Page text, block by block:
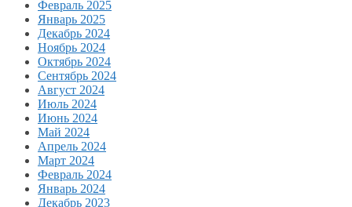
Февраль 2025
Январь 2025
Декабрь 2024
Ноябрь 2024
Октябрь 2024
Сентябрь 2024
Август 2024
Июль 2024
Июнь 2024
Май 2024
Апрель 2024
Март 2024
Февраль 2024
Январь 2024
Декабрь 2023